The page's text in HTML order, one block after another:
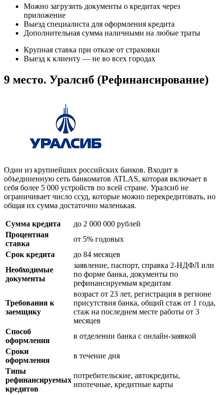
Можно загрузить документы о кредитах через
приложение
Выезд специалиста для оформления кредита
Дополнительная сумма наличными на любые траты
Крупная ставка при отказе от страховки
Выезд к клиенту — не во всех городах
9 место. Уралсиб (Рефинансирование)
Один из крупнейших российских банков. Входит в
объединенную сеть банкоматов ATLAS, которая включает в
себя более 5 000 устройств по всей стране. Уралсиб не
ограничивает число ссуд, которые можно перекредитовать, но
общая их сумма достаточно маленькая.
Сумма кредита
до 2 000 000 рублей
Процентная
ставка
от 5% годовых
Срок кредита
до 84 месяцев
Необходимые
документы
заявление, паспорт, справка 2-НДФЛ или
по форме банка, документы по
рефинансируемым кредитам
Требования к
заемщику
возраст от 23 лет, регистрация в регионе
присутствия банка, общий стаж от 1 года,
стаж на последнем месте работы от 3
месяцев
Способ
оформления
в отделении банка с онлайн-заявкой
Сроки
оформления
в течение дня
Типы
рефинансируемых
кредитов
потребительские, автокредиты,
ипотечные, кредитные карты